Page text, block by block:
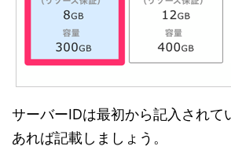
サーバーIDは最初から記入されて
あれば記載しましょう。